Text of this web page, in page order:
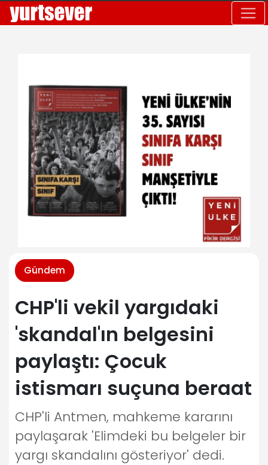
Gündem
CHP'li vekil yargıdaki
'skandal'ın belgesini
paylaştı: Çocuk
istismarı suçuna beraat
CHP'li Antmen, mahkeme kararını
paylaşarak 'Elimdeki bu belgeler bir
yargı skandalını gösteriyor' dedi.